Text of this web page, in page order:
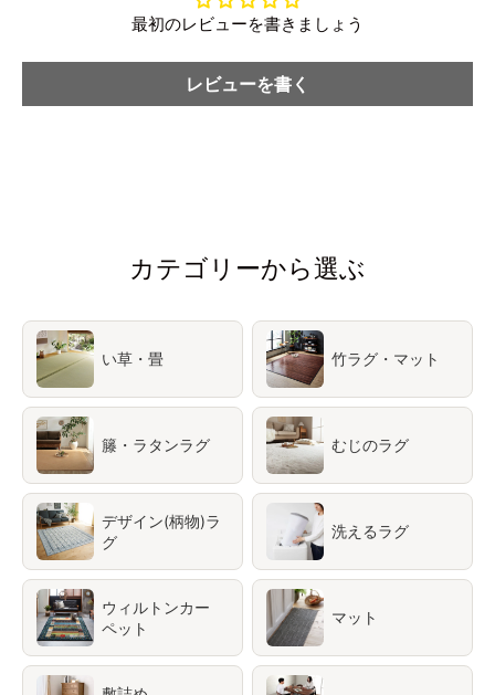
最初のレビューを書きましょう
レビューを書く
カテゴリーから選ぶ
い草・畳 竹ラグ・マット
籐・ラタンラグ むじのラグ
デザイン(柄物)ラ
グ
洗えるラグ
ウィルトンカー
ペット
マット